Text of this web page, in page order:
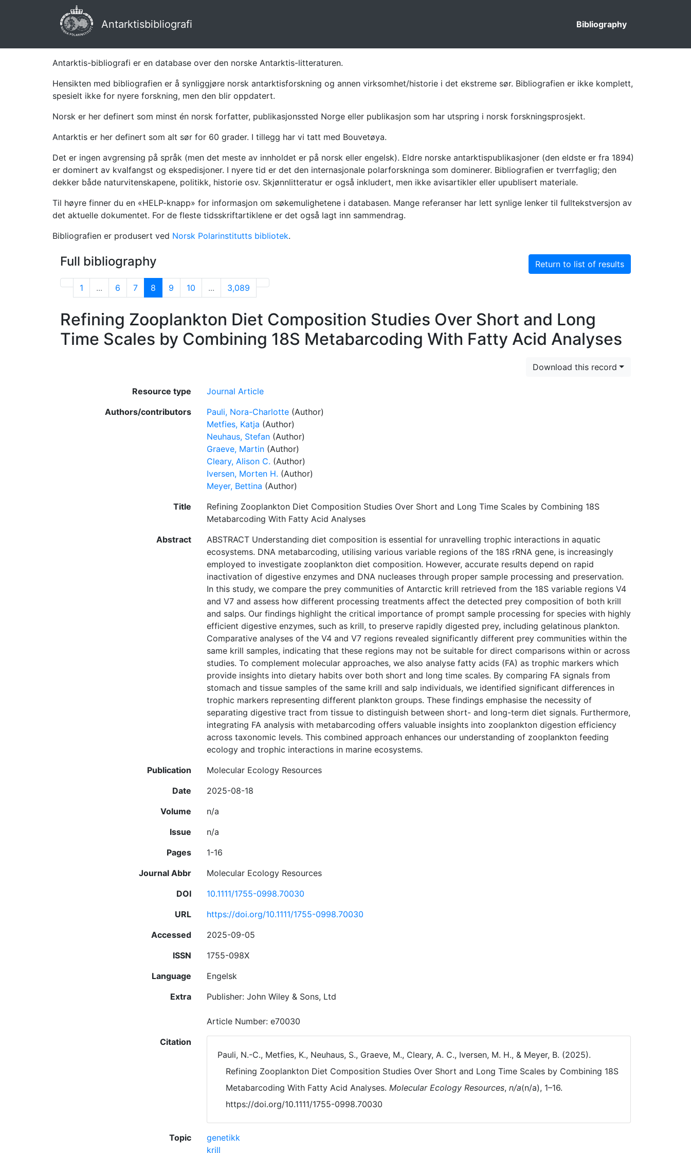
Antarktisbibliografi Bibliography
Antarktis-bibliografi er en database over den norske Antarktis-litteraturen.
Hensikten med bibliografien er å synliggjøre norsk antarktisforskning og annen virksomhet/historie i det ekstreme sør. Bibliografien er ikke komplett,
spesielt ikke for nyere forskning, men den blir oppdatert.
Norsk er her definert som minst én norsk forfatter, publikasjonssted Norge eller publikasjon som har utspring i norsk forskningsprosjekt.
Antarktis er her definert som alt sør for 60 grader. I tillegg har vi tatt med Bouvetøya.
Det er ingen avgrensing på språk (men det meste av innholdet er på norsk eller engelsk). Eldre norske antarktispublikasjoner (den eldste er fra 1894)
er dominert av kvalfangst og ekspedisjoner. I nyere tid er det den internasjonale polarforskninga som dominerer. Bibliografien er tverrfaglig; den
dekker både naturvitenskapene, politikk, historie osv. Skjønnlitteratur er også inkludert, men ikke avisartikler eller upublisert materiale.
Til høyre finner du en «HELP-knapp» for informasjon om søkemulighetene i databasen. Mange referanser har lett synlige lenker til fulltekstversjon av
det aktuelle dokumentet. For de fleste tidsskriftartiklene er det også lagt inn sammendrag.
Bibliografien er produsert ved Norsk Polarinstitutts bibliotek.
Full bibliography Return to list of results
1 ... 6 7 8 9 10 ... 3,089
Refining Zooplankton Diet Composition Studies Over Short and Long
Time Scales by Combining 18S Metabarcoding With Fatty Acid Analyses
Download this record
Resource type
Journal Article
Authors/contributors
Pauli, Nora-Charlotte (Author)
Metfies, Katja (Author)
Neuhaus, Stefan (Author)
Graeve, Martin (Author)
Cleary, Alison C. (Author)
Iversen, Morten H. (Author)
Meyer, Bettina (Author)
Title
Refining Zooplankton Diet Composition Studies Over Short and Long Time Scales by Combining 18S
Metabarcoding With Fatty Acid Analyses
Abstract
ABSTRACT Understanding diet composition is essential for unravelling trophic interactions in aquatic
ecosystems. DNA metabarcoding, utilising various variable regions of the 18S rRNA gene, is increasingly
employed to investigate zooplankton diet composition. However, accurate results depend on rapid
inactivation of digestive enzymes and DNA nucleases through proper sample processing and preservation.
In this study, we compare the prey communities of Antarctic krill retrieved from the 18S variable regions V4
and V7 and assess how different processing treatments affect the detected prey composition of both krill
and salps. Our findings highlight the critical importance of prompt sample processing for species with highly
efficient digestive enzymes, such as krill, to preserve rapidly digested prey, including gelatinous plankton.
Comparative analyses of the V4 and V7 regions revealed significantly different prey communities within the
same krill samples, indicating that these regions may not be suitable for direct comparisons within or across
studies. To complement molecular approaches, we also analyse fatty acids (FA) as trophic markers which
provide insights into dietary habits over both short and long time scales. By comparing FA signals from
stomach and tissue samples of the same krill and salp individuals, we identified significant differences in
trophic markers representing different plankton groups. These findings emphasise the necessity of
separating digestive tract from tissue to distinguish between short- and long-term diet signals. Furthermore,
integrating FA analysis with metabarcoding offers valuable insights into zooplankton digestion efficiency
across taxonomic levels. This combined approach enhances our understanding of zooplankton feeding
ecology and trophic interactions in marine ecosystems.
Publication
Molecular Ecology Resources
Date
2025-08-18
Volume
n/a
Issue
n/a
Pages
1-16
Journal Abbr
Molecular Ecology Resources
DOI
10.1111/1755-0998.70030
URL
https://doi.org/10.1111/1755-0998.70030
Accessed
2025-09-05
ISSN
1755-098X
Language
Engelsk
Extra
Publisher: John Wiley & Sons, Ltd
Article Number: e70030
Citation
Pauli, N.-C., Metfies, K., Neuhaus, S., Graeve, M., Cleary, A. C., Iversen, M. H., & Meyer, B. (2025).
Refining Zooplankton Diet Composition Studies Over Short and Long Time Scales by Combining 18S
Metabarcoding With Fatty Acid Analyses. Molecular Ecology Resources, n/a(n/a), 1–16.
https://doi.org/10.1111/1755-0998.70030
Topic
genetikk
krill